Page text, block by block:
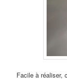
Facile à réaliser,